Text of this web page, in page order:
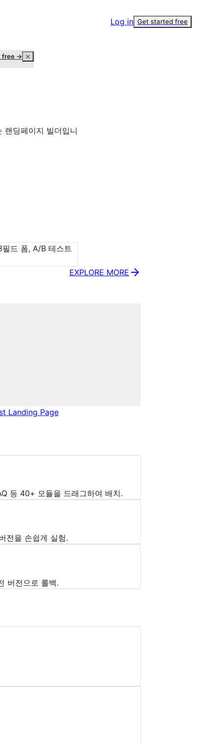
Log in Get started free
free →
랜딩페이지 빌더입니
드 폼, A/B 테스트
EXPLORE MORE
Landing Page
등 40+ 모듈을 드래그하여 배치.
전을 손쉽게 실험.
버전으로 롤백.